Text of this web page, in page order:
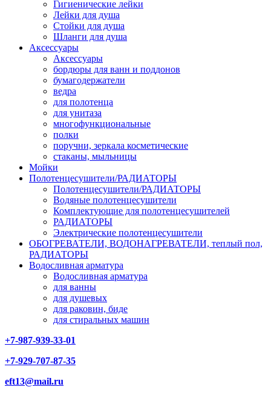
Гигиенические лейки
Лейки для душа
Стойки для душа
Шланги для душа
Аксессуары
Аксессуары
бордюры для ванн и поддонов
бумагодержатели
ведра
для полотенца
для унитаза
многофункциональные
полки
поручни, зеркала косметические
стаканы, мыльницы
Мойки
Полотенцесушители/РАДИАТОРЫ
Полотенцесушители/РАДИАТОРЫ
Водяные полотенцесушители
Комплектующие для полотенцесушителей
РАДИАТОРЫ
Электрические полотенцесушители
ОБОГРЕВАТЕЛИ, ВОДОНАГРЕВАТЕЛИ, теплый пол,
РАДИАТОРЫ
Водосливная арматура
Водосливная арматура
для ванны
для душевых
для раковин, биде
для стиральных машин
+7-987-939-33-01
+7-929-707-87-35
eft13@mail.ru